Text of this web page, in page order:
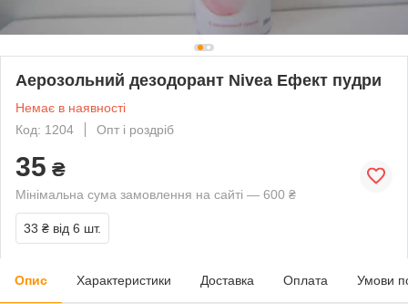
Аерозольний дезодорант Nivea Ефект пудри
Немає в наявності
Код: 1204
Опт і роздріб
35 ₴
Мінімальна сума замовлення на сайті — 600 ₴
33 ₴ від 6 шт.
Опис Характеристики Доставка Оплата Умови